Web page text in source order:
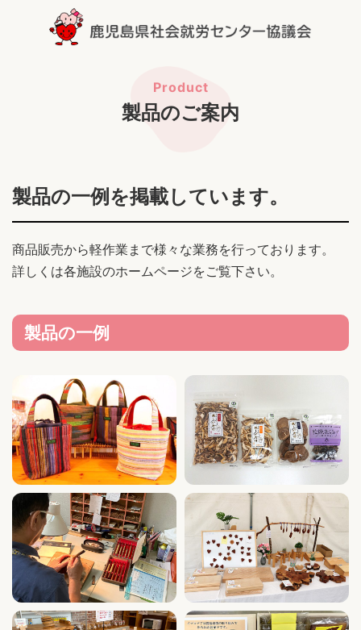
製品のご案内
製品の一例を掲載しています。
商品販売から軽作業まで様々な業務を行っております。
詳しくは各施設のホームページをご覧下さい。
製品の一例